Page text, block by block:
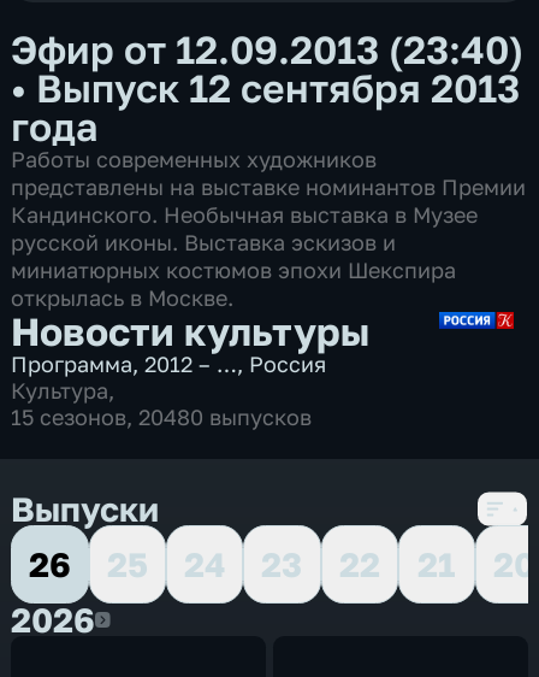
Эфир от 12.09.2013 (23:40)
• Выпуск 12 сентября 2013
года
Работы современных художников
представлены на выставке номинантов Премии
Кандинского. Необычная выставка в Музее
русской иконы. Выставка эскизов и
миниатюрных костюмов эпохи Шекспира
открылась в Москве.
Новости культуры
Программа,2012 – …, Россия
Культура,
15 сезонов, 20480 выпусков
Выпуски
26
25 24 23 22 21
20
20262026